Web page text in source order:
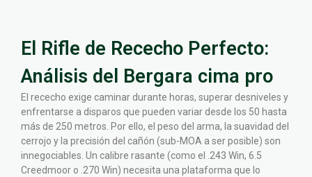
El Rifle de Rececho Perfecto:
Análisis del Bergara cima pro
El rececho exige caminar durante horas, superar desniveles y
enfrentarse a disparos que pueden variar desde los 50 hasta
más de 250 metros. Por ello, el peso del arma, la suavidad del
cerrojo y la precisión del cañón (sub-MOA a ser posible) son
innegociables. Un calibre rasante (como el .243 Win, 6.5
Creedmoor o .270 Win) necesita una plataforma que lo